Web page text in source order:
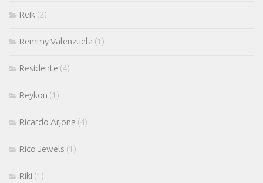
Reik (2)
Remmy Valenzuela (1)
Residente (4)
Reykon (1)
Ricardo Arjona (4)
Rico Jewels (1)
Riki (1)